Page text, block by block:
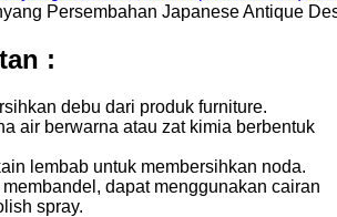
Persembahan Japanese Antique
:
debu dari produk furniture.
air berwarna atau zat kimia berbentuk
lembab untuk membersihkan noda.
dapat menggunakan cairan
spray.